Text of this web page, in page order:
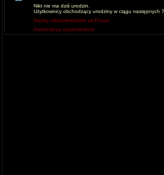
Nikt nie ma dziś urodzin.
Użytkownicy obchodzący urodziny w ciągu następnych
Osoby odpowiedzialne za Forum
Ostrzeżenia użytkowników